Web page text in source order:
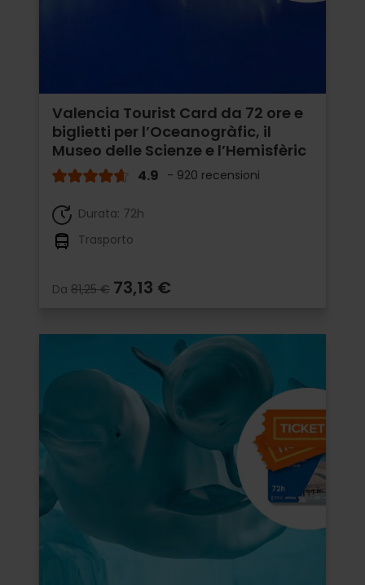
Valencia Tourist Card da 72 ore e
biglietti per l’Oceanogràfic, il
Museo delle Scienze e l’Hemisfèric
4.9 - 920 recensioni
Durata: 72h
Trasporto
Da 81,25 € 73,13 €